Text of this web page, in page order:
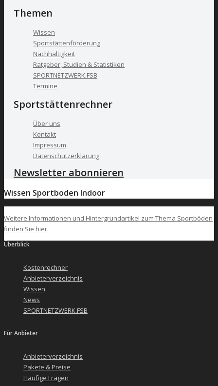
Themen
Wissen
Sportstättenförderung
Nachhaltigkeit
Ratgeber, Studien & Statistiken
SPORTNETZWERK.FSB
Termine
Sportstättenrechner
Über uns
Kontakt
Impressum
Datenschutzerklärung
Newsletter abonnieren
Wissen Sportboden Indoor
Weitere Informationen und Hintergrundartikel zum Thema Sportböden
finden Sie hier.
Überblick
Kostenrechner
Anbieterverzeichnis
Wissen
News
SPORTNETZWERK.FSB
Für Anbieter
Anbieterverzeichnis
Pakete & Preise
Häufige Fragen